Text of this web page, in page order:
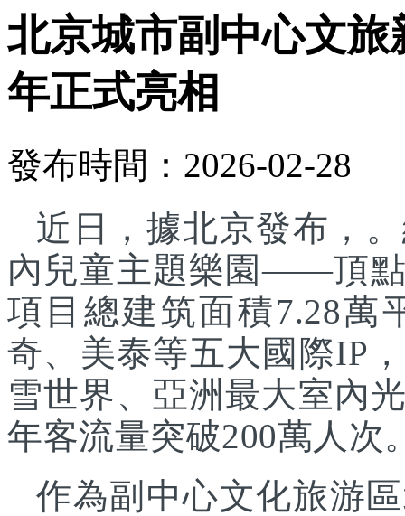
北京城市副中心文
年正式亮相
發布時間：2026-02-28
近日，據北京發布，
內兒童主題樂園——頂
項目總建筑面積7.28萬
奇、美泰等五大國際IP
雪世界、亞洲最大室內
年客流量突破200萬人次
作為副中心文化旅游